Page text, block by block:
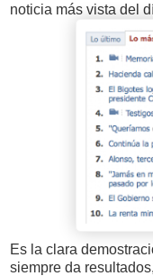
noticia más vista del
Es la clara
siempre da